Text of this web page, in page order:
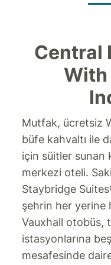
Central
With
Mutfak, ücretsiz
büfe kahvaltı ile
için süitler sunan
merkezi oteli.
Staybridge
şehrin her yerine
Vauxhall otobüs,
istasyonlarına
mesafesinde